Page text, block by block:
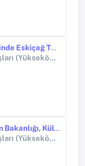
Ağrı İli Patnos İlçesinde Eskiçağ Tarihi
Diğer Kamu Kuruluşları (Yükseköğretim Kurumları Hariç) (Diğer kamu kuruluşları (Yükseköğretim Kurumları hariç))
T. C. Kültür ve Turizm Bakanlığı, Kültür Varlıkları ve Müzeler Genel Müdürlüğü, Kremna ve Çevresi Yüzey Araştırması YA011501(2019)
Diğer Kamu Kuruluşları (Yükseköğretim Kurumları Hariç) (Diğer kamu kuruluşları (Yükseköğretim Kurumları hariç))